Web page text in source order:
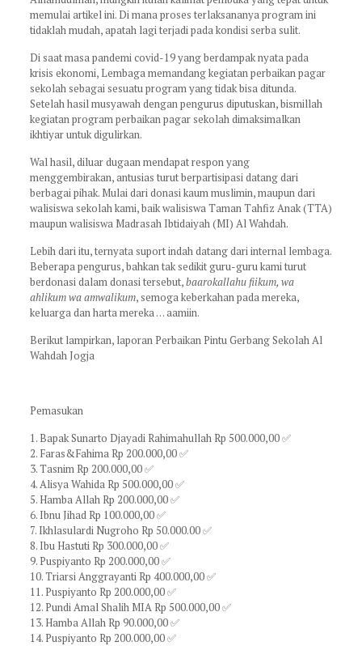
memulai artikel ini. Di mana proses terlaksananya program ini
tidaklah mudah, apatah lagi terjadi pada kondisi serba sulit.
Di saat masa pandemi covid-19 yang berdampak nyata pada
krisis ekonomi, Lembaga memandang kegiatan perbaikan pagar
sekolah sebagai sesuatu program yang tidak bisa ditunda.
Setelah hasil musyawah dengan pengurus diputuskan, bismillah
kegiatan program perbaikan pagar sekolah dimaksimalkan
ikhtiyar untuk digulirkan.
Wal hasil, diluar dugaan mendapat respon yang
menggembirakan, antusias turut berpartisipasi datang dari
berbagai pihak. Mulai dari donasi kaum muslimin, maupun dari
walisiswa sekolah kami, baik walisiswa Taman Tahfiz Anak (TTA)
maupun walisiswa Madrasah Ibtidaiyah (MI) Al Wahdah.
Lebih dari itu, ternyata suport indah datang dari internal lembaga.
Beberapa pengurus, bahkan tak sedikit guru-guru kami turut
berdonasi dalam donasi tersebut,baarokallahu fiikum, wa
ahlikum wa amwalikum, semoga keberkahan pada mereka,
keluarga dan harta mereka … aamiin.
Berikut lampirkan, laporan Perbaikan Pintu Gerbang Sekolah Al
Wahdah Jogja
Pemasukan
1. Bapak Sunarto Djayadi Rahimahullah Rp 500.000,00 ✅
2. Faras&Fahima Rp 200.000,00 ✅
3. Tasnim Rp 200.000,00 ✅
4. Alisya Wahida Rp 500.000,00 ✅
5. Hamba Allah Rp 200.000,00 ✅
6. Ibnu Jihad Rp 100.000,00 ✅
7. Ikhlasulardi Nugroho Rp 50.000.00 ✅
8. Ibu Hastuti Rp 300.000,00 ✅
9. Puspiyanto Rp 200.000,00 ✅
10. Triarsi Anggrayanti Rp 400.000,00 ✅
11. Puspiyanto Rp 200.000,00 ✅
12. Pundi Amal Shalih MIA Rp 500.000,00 ✅
13. Hamba Allah Rp 90.000,00 ✅
14. Puspiyanto Rp 200.000,00 ✅